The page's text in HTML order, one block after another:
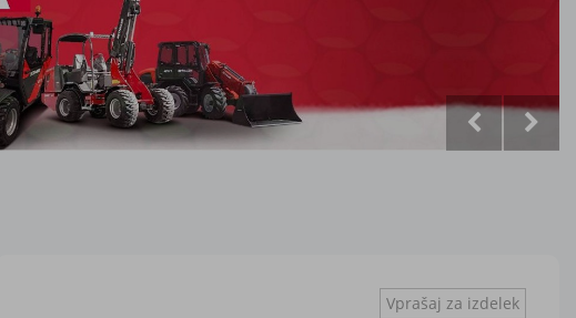
Vprašaj za izdelek